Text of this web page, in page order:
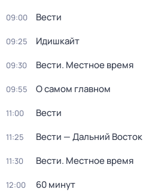
09:00 Вести
09:25 Идишкайт
09:30 Вести. Местное время
09:55 О самом главном
11:00 Вести
11:25 Вести — Дальний Восток
11:30 Вести. Местное время
12:00 60 минут